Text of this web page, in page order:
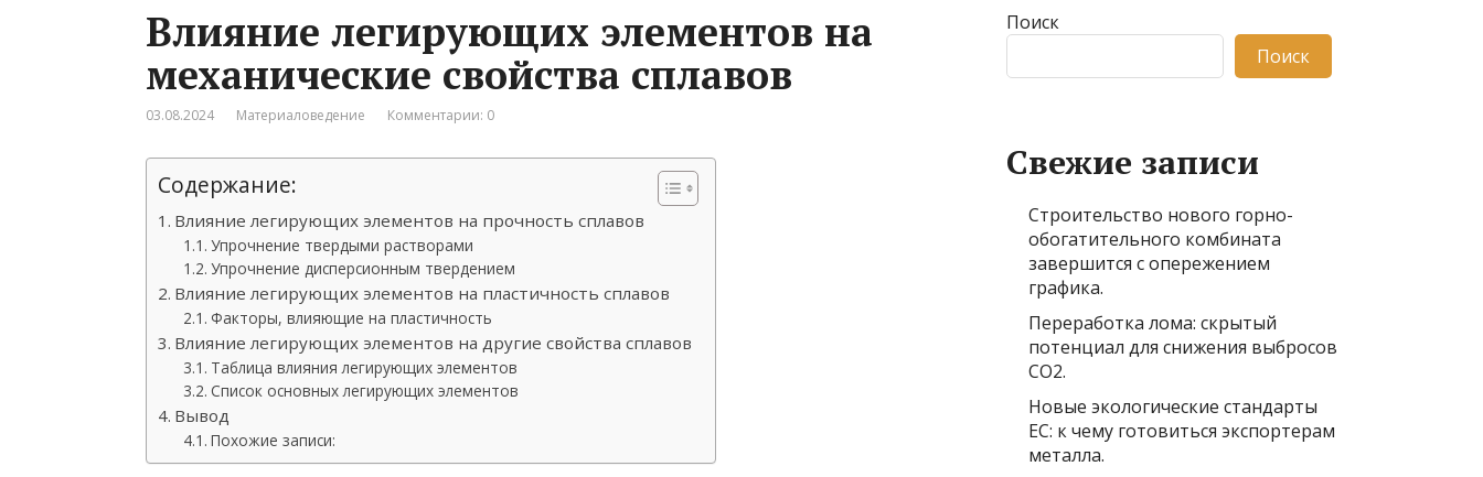
Влияние легирующих элементов на
механические свойства сплавов
03.08.2024 Материаловедение Комментарии: 0
Содержание:
Влияние легирующих элементов на прочность сплавов
Упрочнение твердыми растворами
Упрочнение дисперсионным твердением
Влияние легирующих элементов на пластичность сплавов
Факторы, влияющие на пластичность
Влияние легирующих элементов на другие свойства сплавов
Таблица влияния легирующих элементов
Список основных легирующих элементов
Вывод
Похожие записи:
Поиск
Поиск
Свежие записи
Строительство нового горно-
обогатительного комбината
завершится с опережением
графика.
Переработка лома: скрытый
потенциал для снижения выбросов
CO2.
Новые экологические стандарты
ЕС: к чему готовиться экспортерам
металла.